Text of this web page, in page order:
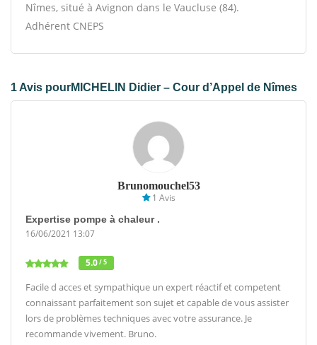
Nîmes, situé à Avignon dans le Vaucluse (84).
Adhérent CNEPS
1 Avis pourMICHELIN Didier – Cour d’Appel de Nîmes
Brunomouchel53
1 Avis
Expertise pompe à chaleur .
16/06/2021 13:07
5.0/ 5
Facile d acces et sympathique un expert réactif et competent
connaissant parfaitement son sujet et capable de vous assister
lors de problèmes techniques avec votre assurance. Je
recommande vivement. Bruno.